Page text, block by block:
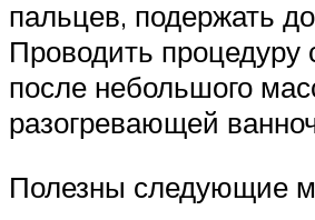
пальцев, подержать
Проводить процедуру
после небольшого
разогревающей
Полезны следующие